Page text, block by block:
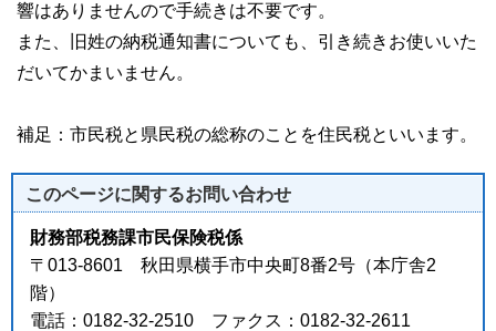
響はありませんので手続きは不要です。
また、旧姓の納税通知書についても、引き続きお使いいた
だいてかまいません。
補足：市民税と県民税の総称のことを住民税といいます。
このページに関するお問い合わせ
財務部税務課市民保険税係
〒013-8601 秋田県横手市中央町8番2号（本庁舎2
階）
電話：0182-32-2510 ファクス：0182-32-2611